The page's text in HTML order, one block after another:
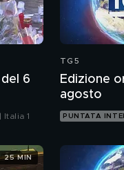
6
Italia 1
TG5
Edizione
agosto
PUNTATA
25 MIN